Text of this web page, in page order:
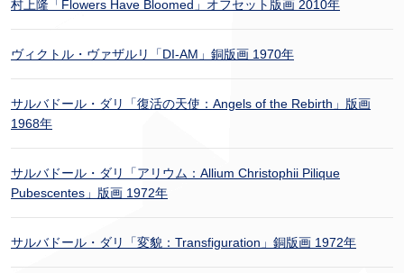
村上隆「Flowers Have Bloomed」オフセット版画 2010年
ヴィクトル・ヴァザルリ「DI-AM」銅版画 1970年
サルバドール・ダリ「復活の天使：Angels of the Rebirth」版画
1968年
サルバドール・ダリ「アリウム：Allium Christophii Pilique
Pubescentes」版画 1972年
サルバドール・ダリ「変貌：Transfiguration」銅版画 1972年